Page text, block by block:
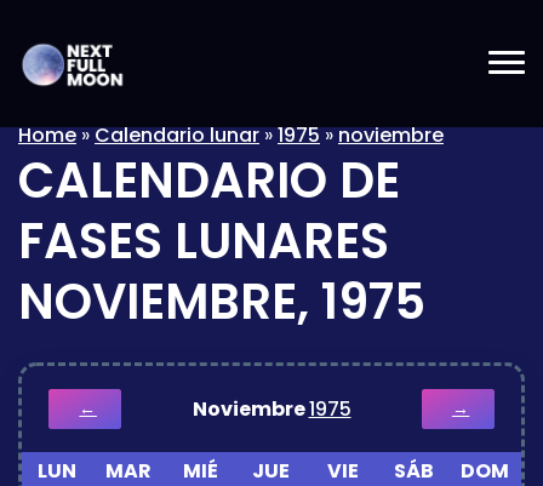
Home»Calendario lunar»1975»noviembre
CALENDARIO DE
FASES LUNARES
NOVIEMBRE, 1975
← Noviembre1975 →
LUN MAR MIÉ JUE VIE SÁB DOM